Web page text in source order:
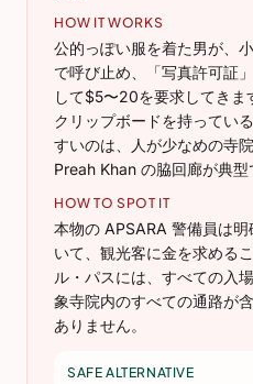
HOW IT WORKS
公的っぽい服を着た男が、
で呼び止め、「写真許可証
して$5〜20を要求してき
クリップボードを持ってい
すいのは、人が少なめの寺
Preah Khan の脇回廊が典型
HOW TO SPOT IT
本物の APSARA 警備員は
いて、観光客に金を求める
ル・パスには、すべての入
象寺院内のすべての通路が
ありません。
SAFE ALTERNATIVE